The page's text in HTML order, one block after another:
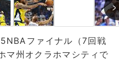
ファイナル（7回戦
マ州オクラホマシティで